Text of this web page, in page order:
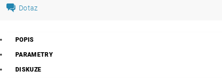
Dotaz
POPIS
PARAMETRY
DISKUZE